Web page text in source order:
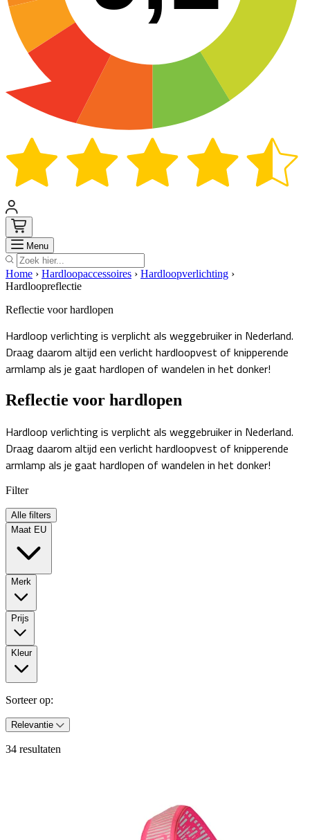
Menu Zoek
Home › Hardloopaccessoires › Hardloopverlichting ›
Hardloopreflectie
Reflectie voor hardlopen
Hardloop verlichting is verplicht als weggebruiker in Nederland.
Draag daarom altijd een verlicht hardloopvest of knipperende
armlamp als je gaat hardlopen of wandelen in het donker!
Reflectie voor hardlopen
Hardloop verlichting is verplicht als weggebruiker in Nederland.
Draag daarom altijd een verlicht hardloopvest of knipperende
armlamp als je gaat hardlopen of wandelen in het donker!
Filter
Alle filters
Maat EU
Merk
Prijs
Kleur
Sorteer op:
Relevantie
34 resultaten